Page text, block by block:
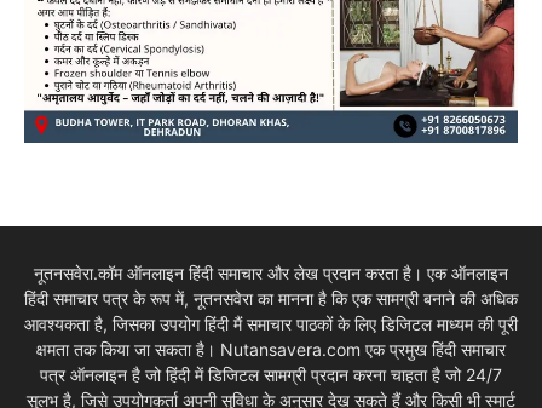
नूतनसवेरा.कॉम ऑनलाइन हिंदी समाचार और लेख प्रदान करता है। एक ऑनलाइन
हिंदी समाचार पत्र के रूप में, नूतनसवेरा का मानना है कि एक सामग्री बनाने की अधिक
आवश्यकता है, जिसका उपयोग हिंदी मैं समाचार पाठकों के लिए डिजिटल माध्यम की पूरी
क्षमता तक किया जा सकता है। Nutansavera.com एक प्रमुख हिंदी समाचार
पत्र ऑनलाइन है जो हिंदी में डिजिटल सामग्री प्रदान करना चाहता है जो 24/7
सुलभ है, जिसे उपयोगकर्ता अपनी सुविधा के अनुसार देख सकते हैं और किसी भी स्मार्ट